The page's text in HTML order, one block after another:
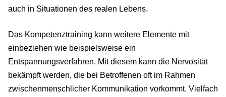
auch in Situationen des realen Lebens.
Das Kompetenztraining kann weitere Elemente mit
einbeziehen wie beispielsweise ein
Entspannungsverfahren. Mit diesem kann die Nervosität
bekämpft werden, die bei Betroffenen oft im Rahmen
zwischenmenschlicher Kommunikation vorkommt. Vielfach